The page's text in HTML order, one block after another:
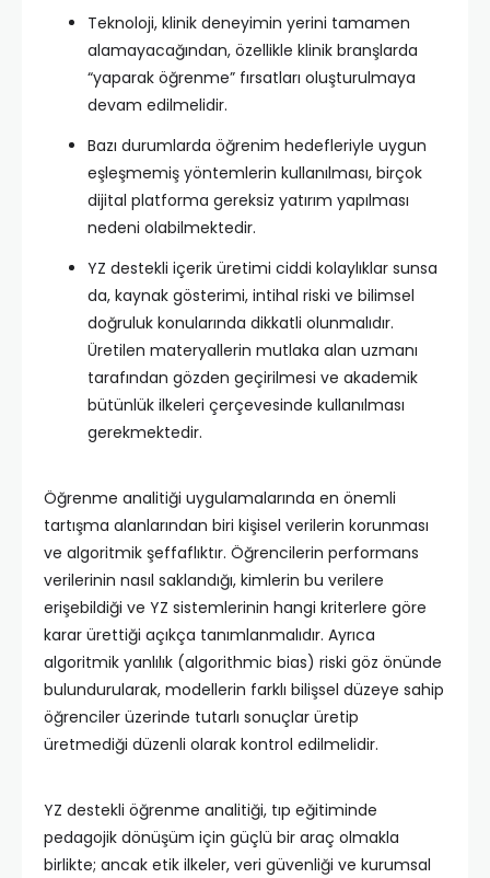
Teknoloji, klinik deneyimin yerini tamamen
alamayacağından, özellikle klinik branşlarda
“yaparak öğrenme” fırsatları oluşturulmaya
devam edilmelidir.
Bazı durumlarda öğrenim hedefleriyle uygun
eşleşmemiş yöntemlerin kullanılması, birçok
dijital platforma gereksiz yatırım yapılması
nedeni olabilmektedir.
YZ destekli içerik üretimi ciddi kolaylıklar sunsa
da, kaynak gösterimi, intihal riski ve bilimsel
doğruluk konularında dikkatli olunmalıdır.
Üretilen materyallerin mutlaka alan uzmanı
tarafından gözden geçirilmesi ve akademik
bütünlük ilkeleri çerçevesinde kullanılması
gerekmektedir.
Öğrenme analitiği uygulamalarında en önemli
tartışma alanlarından biri kişisel verilerin korunması
ve algoritmik şeffaflıktır. Öğrencilerin performans
verilerinin nasıl saklandığı, kimlerin bu verilere
erişebildiği ve YZ sistemlerinin hangi kriterlere göre
karar ürettiği açıkça tanımlanmalıdır. Ayrıca
algoritmik yanlılık (algorithmic bias) riski göz önünde
bulundurularak, modellerin farklı bilişsel düzeye sahip
öğrenciler üzerinde tutarlı sonuçlar üretip
üretmediği düzenli olarak kontrol edilmelidir.
YZ destekli öğrenme analitiği, tıp eğitiminde
pedagojik dönüşüm için güçlü bir araç olmakla
birlikte; ancak etik ilkeler, veri güvenliği ve kurumsal